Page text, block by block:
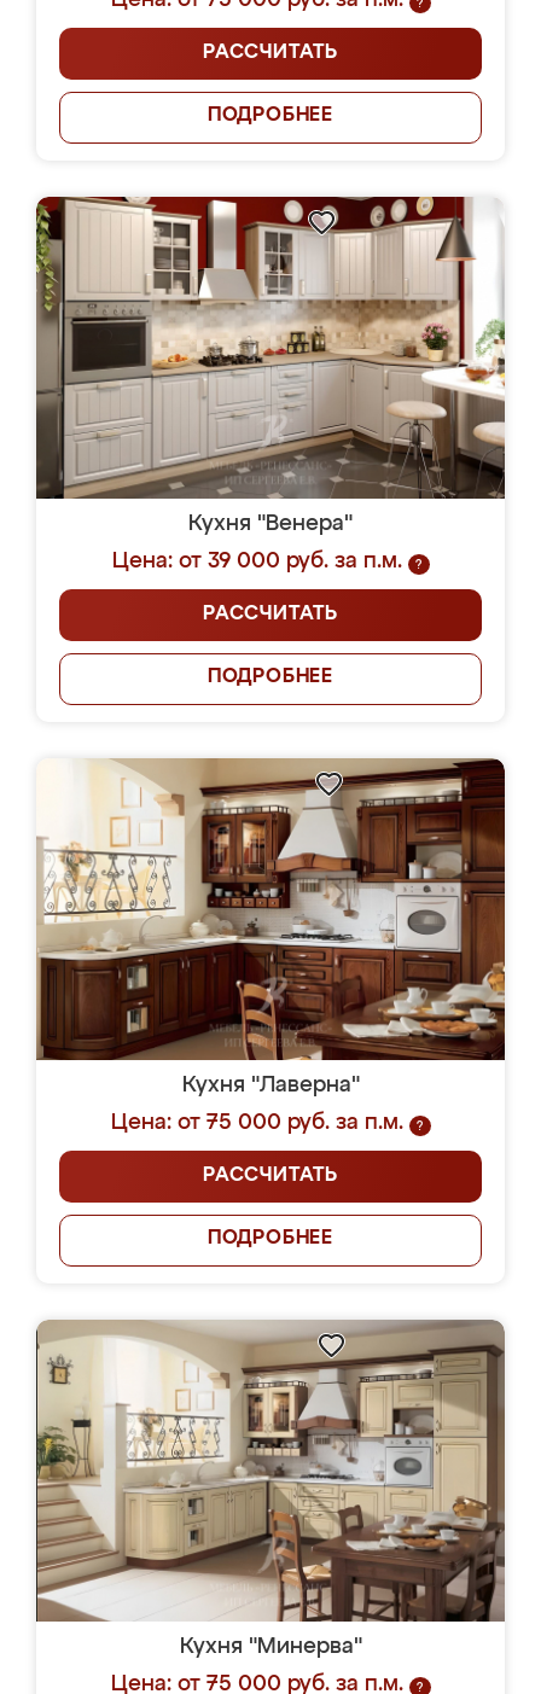
?
РАССЧИТАТЬ
ПОДРОБНЕЕ
Кухня "Венера"
Цена: от 39 000 руб. за п.м.
?
РАССЧИТАТЬ
ПОДРОБНЕЕ
Кухня "Лаверна"
Цена: от 75 000 руб. за п.м.
?
РАССЧИТАТЬ
ПОДРОБНЕЕ
Кухня "Минерва"
Цена: от 75 000 руб. за п.м.
?